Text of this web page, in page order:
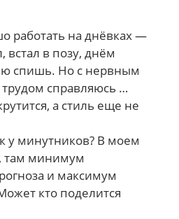
работать на днёвках —
встал в позу, днём
спишь. Но с нервным
справляюсь …
а стиль еще не
у минутников? В моем
там минимум
и максимум
кто поделится